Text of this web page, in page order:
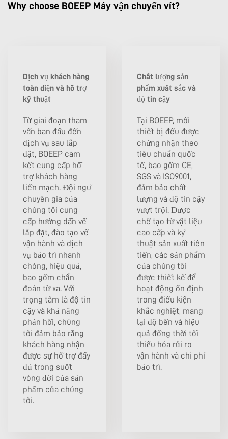
Why choose BOEEP Máy vận chuyển vít?
Dịch vụ khách hàng
toàn diện và hỗ trợ
kỹ thuật
Từ giai đoạn tham
vấn ban đầu đến
dịch vụ sau lắp
đặt, BOEEP cam
kết cung cấp hỗ
trợ khách hàng
liền mạch. Đội ngũ
chuyên gia của
chúng tôi cung
cấp hướng dẫn về
lắp đặt, đào tạo về
vận hành và dịch
vụ bảo trì nhanh
chóng, hiệu quả,
bao gồm chẩn
đoán từ xa. Với
trọng tâm là độ tin
cậy và khả năng
phản hồi, chúng
tôi đảm bảo rằng
khách hàng nhận
được sự hỗ trợ đầy
đủ trong suốt
vòng đời của sản
phẩm của chúng
tôi.
Chất lượng sản
phẩm xuất sắc và
độ tin cậy
Tại BOEEP, mỗi
thiết bị đều được
chứng nhận theo
tiêu chuẩn quốc
tế, bao gồm CE,
SGS và ISO9001,
đảm bảo chất
lượng và độ tin cậy
vượt trội. Được
chế tạo từ vật liệu
cao cấp và kỹ
thuật sản xuất tiên
tiến, các sản phẩm
của chúng tôi
được thiết kế để
hoạt động ổn định
trong điều kiện
khắc nghiệt, mang
lại độ bền và hiệu
quả đồng thời tối
thiểu hóa rủi ro
vận hành và chi phí
bảo trì.